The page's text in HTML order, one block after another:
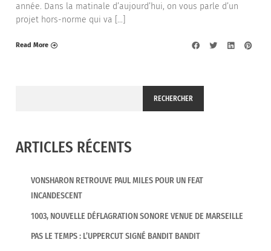
année. Dans la matinale d’aujourd’hui, on vous parle d’un
projet hors-norme qui va […]
Read More
RECHERCHER
ARTICLES RÉCENTS
VONSHARON RETROUVE PAUL MILES POUR UN FEAT
INCANDESCENT
1003, NOUVELLE DÉFLAGRATION SONORE VENUE DE MARSEILLE
PAS LE TEMPS : L’UPPERCUT SIGNÉ BANDIT BANDIT